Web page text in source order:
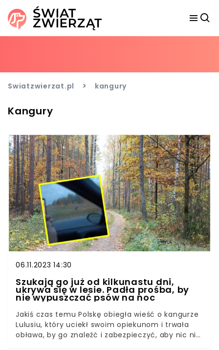
Swiatzwierzat.pl > kangury
Kangury
06.11.2023 14:30
Szukają go już od kilkunastu dni,
ukrywa się w lesie. Padła prośba, by
nie wypuszczać psów na noc
Jakiś czas temu Polskę obiegła wieść o kangurze
Lulusiu, który uciekł swoim opiekunom i trwała
obława, by go znaleźć i zabezpieczyć, aby nic nie